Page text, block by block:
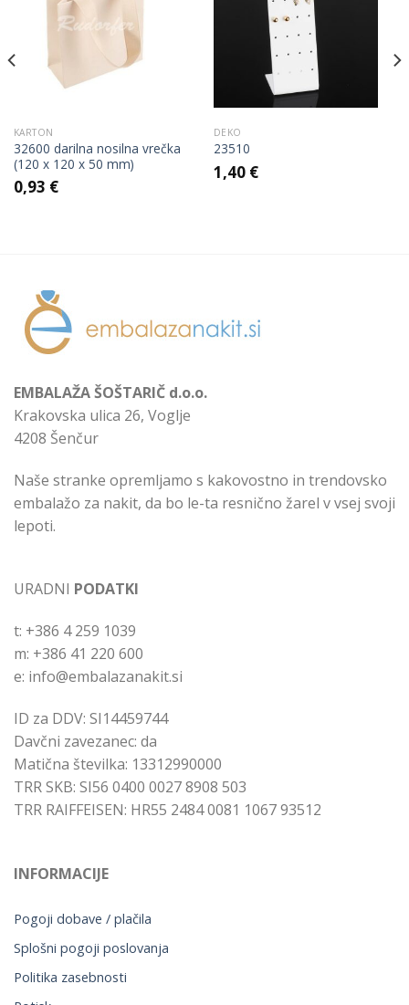
KARTON
32600 darilna nosilna vrečka
(120 x 120 x 50 mm)
0,93 €
DEKO
23510
1,40 €
EMBALAŽA ŠOŠTARIČ d.o.o.
Krakovska ulica 26, Voglje
4208 Šenčur
Naše stranke opremljamo s kakovostno in trendovsko
embalažo za nakit, da bo le-ta resnično žarel v vsej svoji
lepoti.
URADNI PODATKI
t: +386 4 259 1039
m: +386 41 220 600
e: info@embalazanakit.si
ID za DDV: SI14459744
Davčni zavezanec: da
Matična številka: 13312990000
TRR SKB: SI56 0400 0027 8908 503
TRR RAIFFEISEN: HR55 2484 0081 1067 93512
INFORMACIJE
Pogoji dobave / plačila
Splošni pogoji poslovanja
Politika zasebnosti